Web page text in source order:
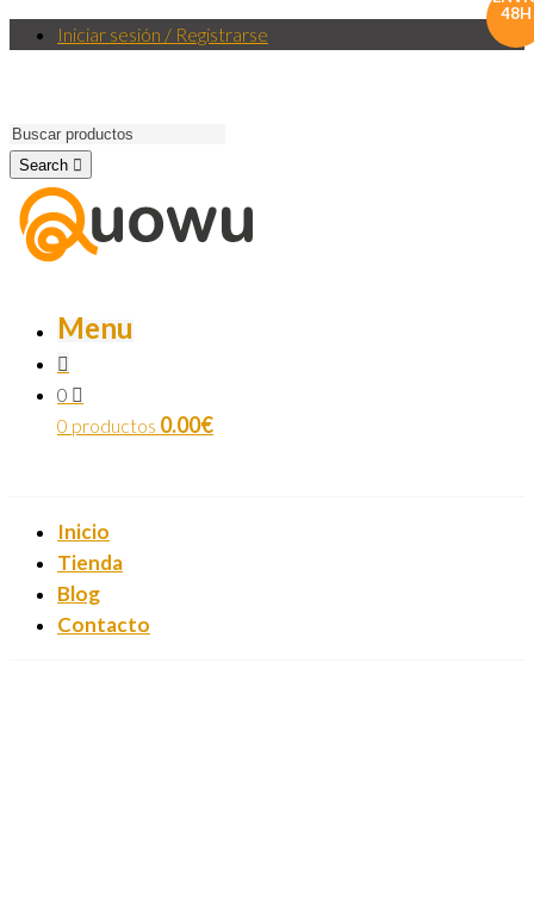
Iniciar sesión / Registrarse
Search
Menu
0
0 productos 0.00€
Inicio
Tienda
Blog
Contacto
48H